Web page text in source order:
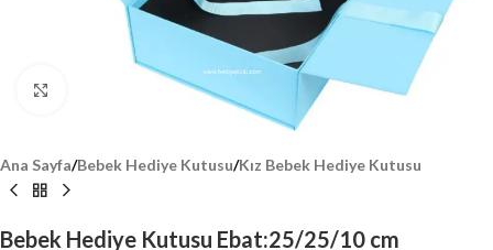
Ana Sayfa/Bebek Hediye Kutusu/Kız Bebek Hediye Kutusu
Bebek Hediye Kutusu Ebat:25/25/10 cm